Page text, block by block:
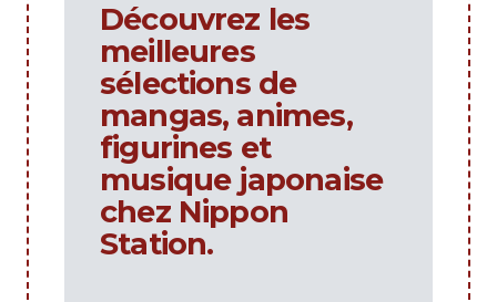
Découvrez les
meilleures
sélections de
mangas, animes,
figurines et
musique japonaise
chez Nippon
Station.